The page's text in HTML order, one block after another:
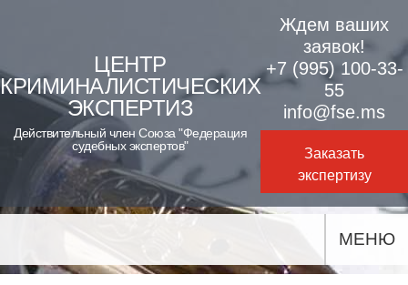
content
ЦЕНТР
КРИМИНАЛИСТИЧЕСКИХ
ЭКСПЕРТИЗ
Действительный член Союза "Федерация
судебных экспертов"
Ждем ваших
заявок!
+7 (995) 100-33-
55
info@fse.ms
Заказать
экспертизу
МЕНЮ